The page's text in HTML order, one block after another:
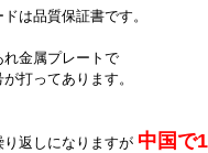
は品質保証書です。
れ金属プレートで
打ってあります。
り返しになりますが 中国で